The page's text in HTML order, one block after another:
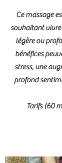
Ce massage
souhaitant vivre
légère ou
bénéfices
stress, une
profond
Tarifs (60